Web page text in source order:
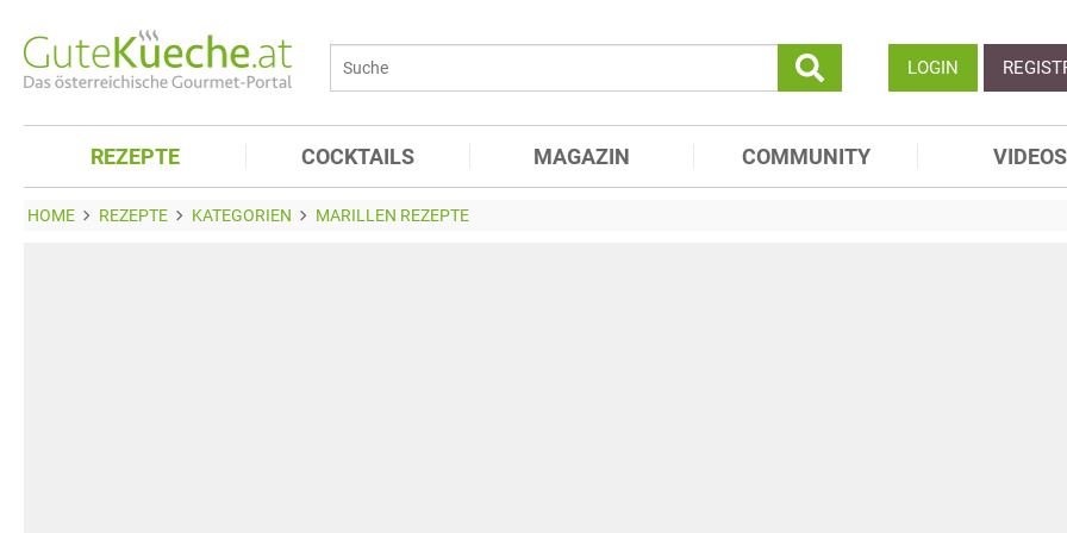
LOGIN
REZEPTE COCKTAILS MAGAZIN COMMUNITY VIDEOS
HOME REZEPTE KATEGORIEN MARILLEN REZEPTE